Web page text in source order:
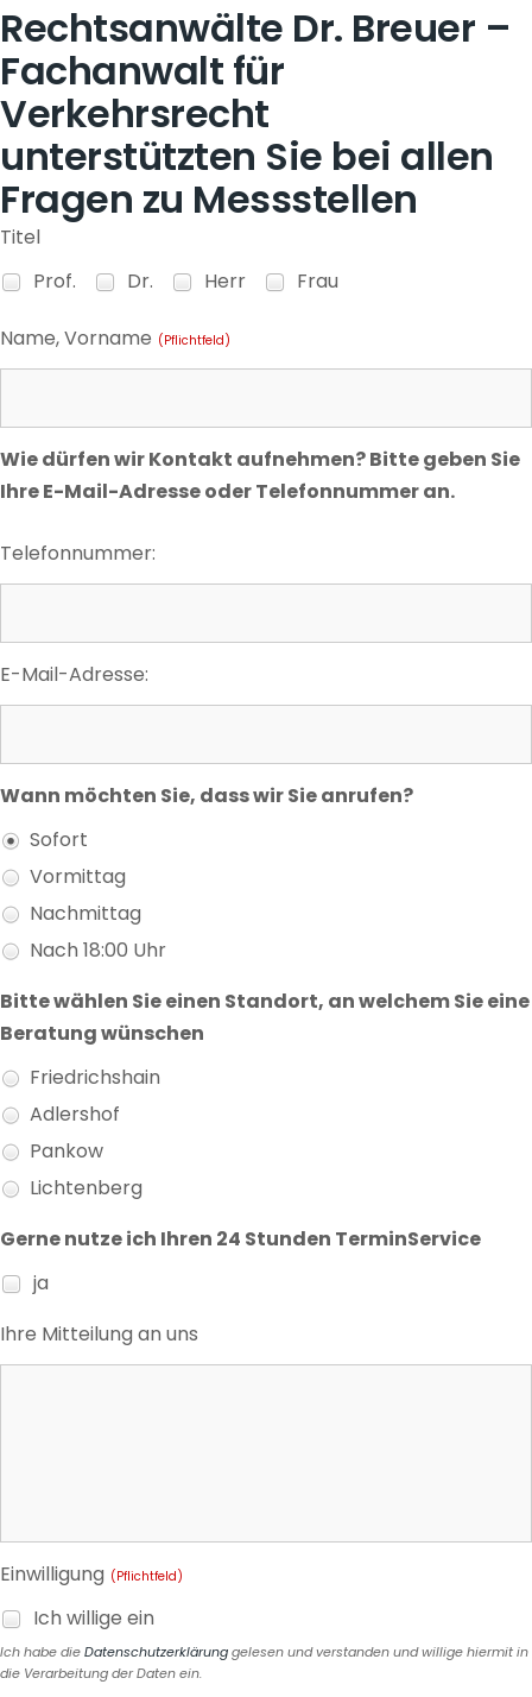
Rechtsanwälte Dr. Breuer –
Fachanwalt für
Verkehrsrecht
unterstützten Sie bei allen
Fragen zu Messstellen
Titel
Prof.
Dr. Herr Frau
Name, Vorname (Pflichtfeld)
Wie dürfen wir Kontakt aufnehmen? Bitte geben Sie
Ihre E-Mail-Adresse oder Telefonnummer an.
Telefonnummer:
E-Mail-Adresse:
Wann möchten Sie, dass wir Sie anrufen?
Sofort
Vormittag
Nachmittag
Nach 18:00 Uhr
Bitte wählen Sie einen Standort, an welchem Sie eine
Beratung wünschen
Friedrichshain
Adlershof
Pankow
Lichtenberg
Gerne nutze ich Ihren 24 Stunden TerminService
ja
Ihre Mitteilung an uns
Einwilligung (Pflichtfeld)
Ich willige ein
Ich habe dieDatenschutzerklärunggelesen und verstanden und willige hiermit in
die Verarbeitung der Daten ein.